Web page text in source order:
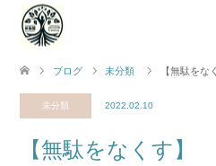
ブログ 未分類 【無駄をな
未分類 2022.02.10
【無駄をなくす】